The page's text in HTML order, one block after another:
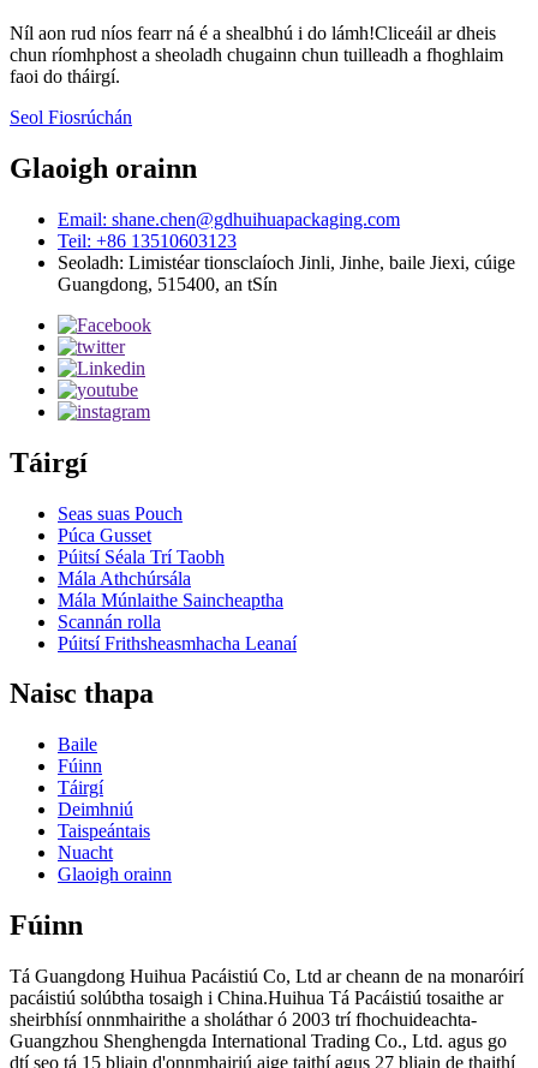
Níl aon rud níos fearr ná é a shealbhú i do lámh!Cliceáil ar dheis
chun ríomhphost a sheoladh chugainn chun tuilleadh a fhoghlaim
faoi do tháirgí.
Seol Fiosrúchán
Glaoigh orainn
Email: shane.chen@gdhuihuapackaging.com
Teil: +86 13510603123
Seoladh: Limistéar tionsclaíoch Jinli, Jinhe, baile Jiexi, cúige
Guangdong, 515400, an tSín
Táirgí
Seas suas Pouch
Púca Gusset
Púitsí Séala Trí Taobh
Mála Athchúrsála
Mála Múnlaithe Saincheaptha
Scannán rolla
Púitsí Frithsheasmhacha Leanaí
Naisc thapa
Baile
Fúinn
Táirgí
Deimhniú
Taispeántais
Nuacht
Glaoigh orainn
Fúinn
Tá Guangdong Huihua Pacáistiú Co, Ltd ar cheann de na monaróirí
pacáistiú solúbtha tosaigh i China.Huihua Tá Pacáistiú tosaithe ar
sheirbhísí onnmhairithe a sholáthar ó 2003 trí fhochuideachta-
Guangzhou Shenghengda International Trading Co., Ltd. agus go
dtí seo tá 15 bliain d'onnmhairiú aige taithí agus 27 bliain de thaithí